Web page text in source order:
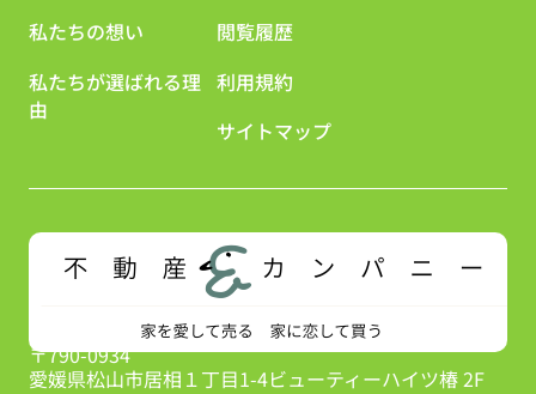
私たちの想い
私たちが選ばれる理
由
閲覧履歴
利用規約
サイトマップ
〒790-0934
愛媛県松山市居相１丁目1-4ビューティーハイツ椿 2F